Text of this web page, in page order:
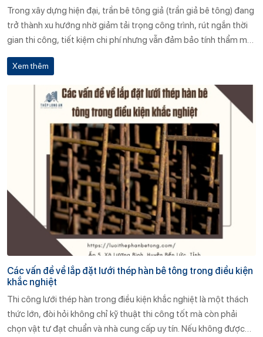
Trong xây dựng hiện đại, trần bê tông giả (trần giả bê tông) đang
trở thành xu hướng nhờ giảm tải trọng công trình, rút ngắn thời
gian thi công, tiết kiệm chi phí nhưng vẫn đảm bảo tính thẩm mỹ
và độ bền. Một trong những vật liệu quan trọng không thể thiếu
trong kết cấu này chính là lưới thép hàn. Vậy: 👉 Lưới thép hàn có
vai trò gì trong hệ thống trần bê tông giả? 👉 Ưu – nhược điểm
khi sử dụng? 👉 Cách lựa chọn lưới thép hàn phù hợp cho trần bê
tông giả? Hãy cùng Thép Long An phân tích chi tiết trong bài viết
Xem thêm
Các vấn đề về lắp đặt lưới thép hàn bê tông trong điều kiện
khắc nghiệt
Thi công lưới thép hàn trong điều kiện khắc nghiệt là một thách
thức lớn, đòi hỏi không chỉ kỹ thuật thi công tốt mà còn phải
chọn vật tư đạt chuẩn và nhà cung cấp uy tín. Nếu không được